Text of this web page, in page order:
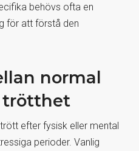
behövs ofta en
för att förstå den
normal
trötthet
efter fysisk eller mental
perioder. Vanlig